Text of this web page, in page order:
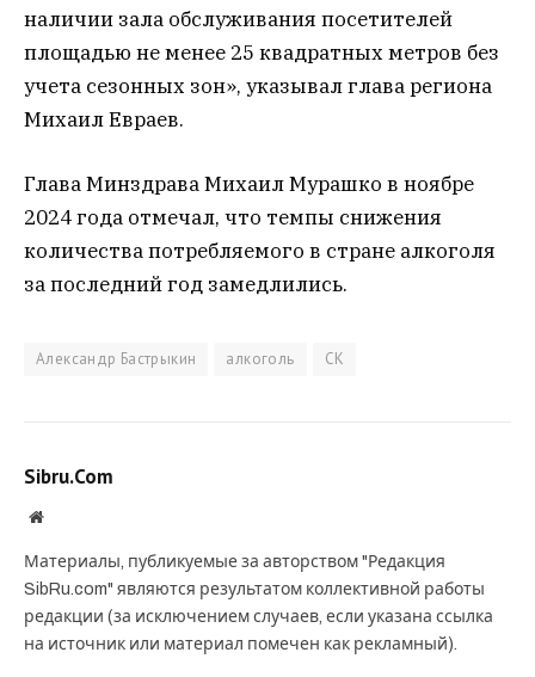
наличии зала обслуживания посетителей
площадью не менее 25 квадратных метров без
учета сезонных зон», указывал глава региона
Михаил Евраев.
Глава Минздрава Михаил Мурашко в ноябре
2024 года отмечал, что темпы снижения
количества потребляемого в стране алкоголя
за последний год замедлились.
Александр Бастрыкин алкоголь СК
Sibru.Com
Website
Материалы, публикуемые за авторством "Редакция
SibRu.com" являются результатом коллективной работы
редакции (за исключением случаев, если указана ссылка
на источник или материал помечен как рекламный).